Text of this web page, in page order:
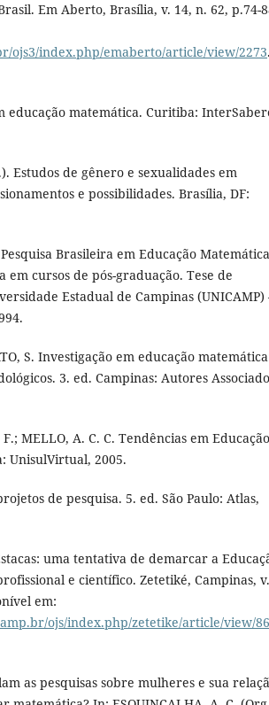
Em Aberto, Brasília, v. 14, n. 62, p.74-
ojs3/index.php/emaberto/article/view/2273.
educação matemática. Curitiba:
Estudos de gênero e sexualidades em
e possibilidades. Brasília, DF:
Brasileira em Educação
cursos de pós-graduação. Tese de
Estadual de Campinas (UNICAMP)
S. Investigação em educação
3. ed. Campinas: Autores
MELLO, A. C. C. Tendências em Educação
UnisulVirtual, 2005.
de pesquisa. 5. ed. São Paulo: Atlas,
uma tentativa de demarcar a
e científico. Zetetiké, Campinas,
em:
ojs/index.php/zetetike/article/view/
as pesquisas sobre mulheres e sua